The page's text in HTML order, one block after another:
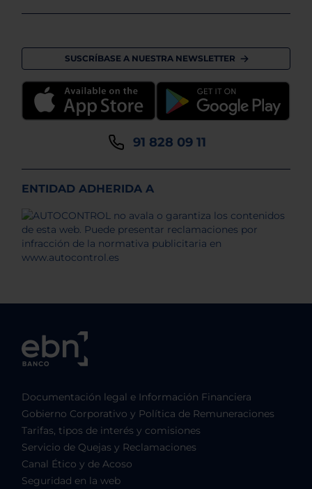
SUSCRÍBASE A NUESTRA NEWSLETTER
91 828 09 11
ENTIDAD ADHERIDA A
Documentación legal e Información Financiera
Gobierno Corporativo y Política de Remuneraciones
Tarifas, tipos de interés y comisiones
Servicio de Quejas y Reclamaciones
Canal Ético y de Acoso
Seguridad en la web